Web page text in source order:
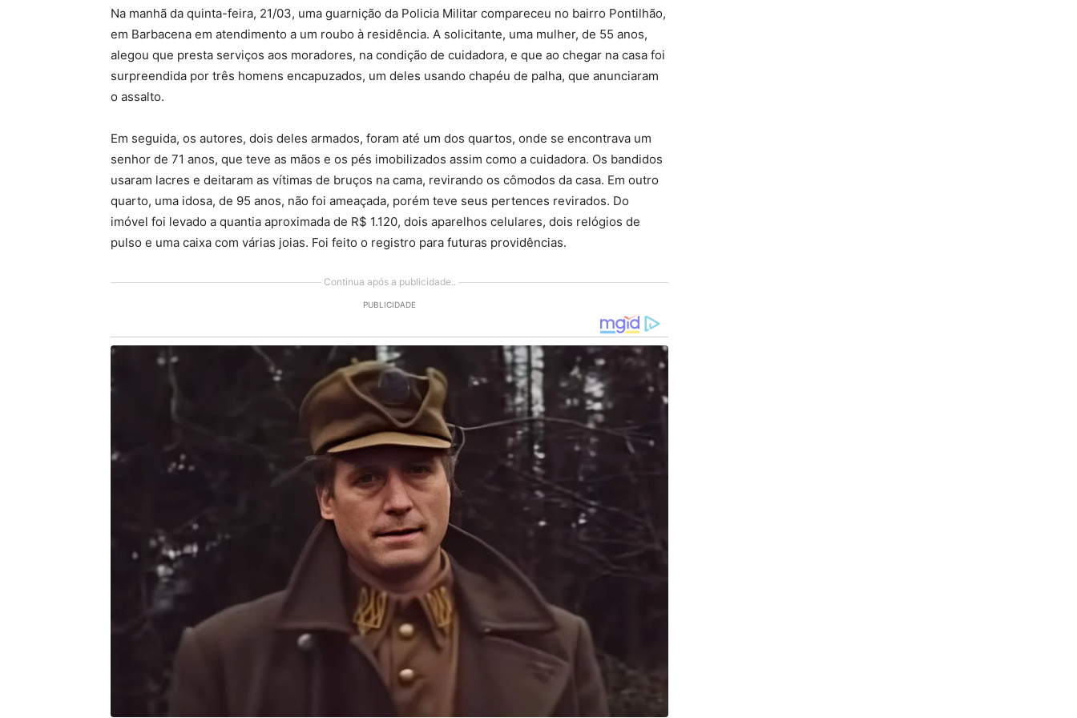
Na manhã da quinta-feira, 21/03, uma guarnição da Policia Militar compareceu no bairro Pontilhão,
em Barbacena em atendimento a um roubo à residência. A solicitante, uma mulher, de 55 anos,
alegou que presta serviços aos moradores, na condição de cuidadora, e que ao chegar na casa foi
surpreendida por três homens encapuzados, um deles usando chapéu de palha, que anunciaram
o assalto.
Em seguida, os autores, dois deles armados, foram até um dos quartos, onde se encontrava um
senhor de 71 anos, que teve as mãos e os pés imobilizados assim como a cuidadora. Os bandidos
usaram lacres e deitaram as vítimas de bruços na cama, revirando os cômodos da casa. Em outro
quarto, uma idosa, de 95 anos, não foi ameaçada, porém teve seus pertences revirados. Do
imóvel foi levado a quantia aproximada de R$ 1.120, dois aparelhos celulares, dois relógios de
pulso e uma caixa com várias joias. Foi feito o registro para futuras providências.
Continua após a publicidade..
PUBLICIDADE